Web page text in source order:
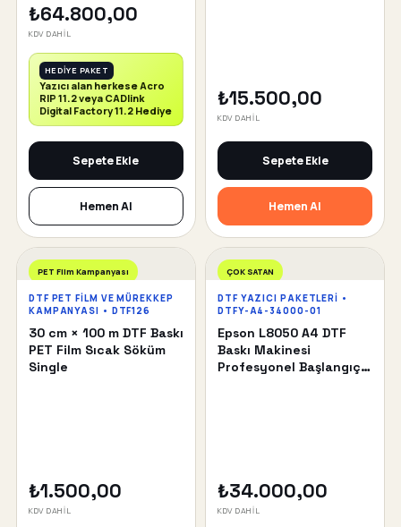
₺64.800,00
KDV DAHİL
HEDİYE PAKET
Yazıcı alan herkese Acro
RIP 11.2 veya CADlink
Digital Factory 11.2 Hediye
Sepete Ekle
Hemen Al
₺15.500,00
KDV DAHİL
Sepete Ekle
Hemen Al
PET Film Kampanyası
DTF PET FILM VE MÜREKKEP
KAMPANYASI • DTF126
30 cm × 100 m DTF Baskı
PET Film Sıcak Söküm
Single
₺1.500,00
KDV DAHİL
ÇOK SATAN
DTF YAZICI PAKETLERI •
DTFY-A4-34000-01
Epson L8050 A4 DTF
Baskı Makinesi
Profesyonel Başlangıç
₺34.000,00
KDV DAHİL